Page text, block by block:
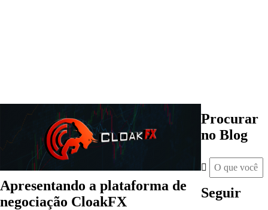
Apresentando a plataforma de
negociação CloakFX
Procurar
no Blog
Seguir